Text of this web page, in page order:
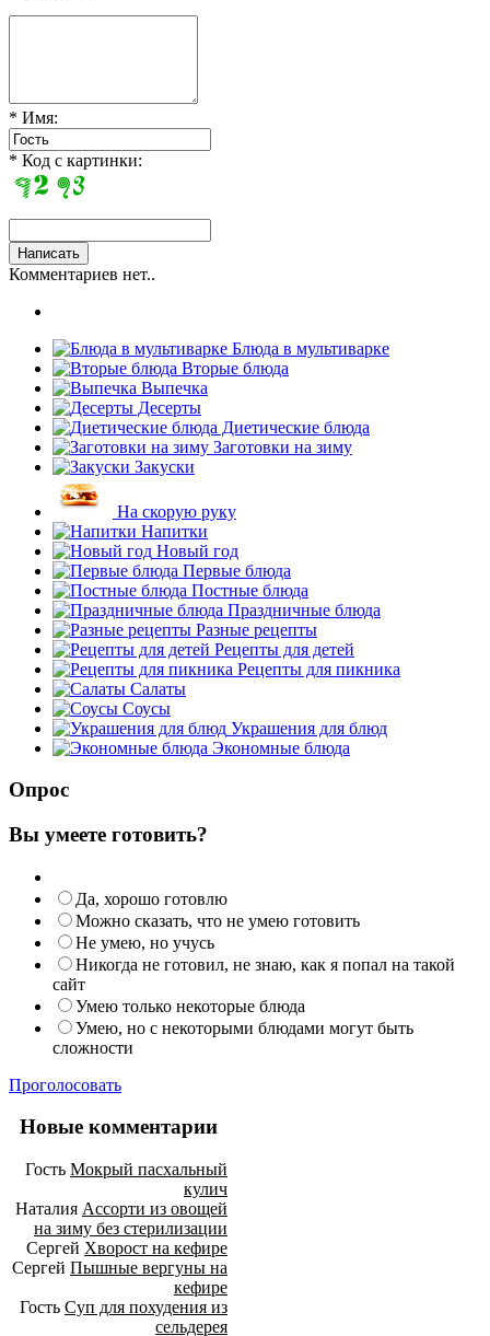
* Имя:
* Код с картинки:
Комментариев нет..
Блюда в мультиварке
Вторые блюда
Выпечка
Десерты
Диетические блюда
Заготовки на зиму
Закуски
На скорую руку
Напитки
Новый год
Первые блюда
Постные блюда
Праздничные блюда
Разные рецепты
Рецепты для детей
Рецепты для пикника
Салаты
Соусы
Украшения для блюд
Экономные блюда
Опрос
Вы умеете готовить?
Да, хорошо готовлю
Можно сказать, что не умею готовить
Не умею, но учусь
Никогда не готовил, не знаю, как я попал на такой
сайт
Умею только некоторые блюда
Умею, но с некоторыми блюдами могут быть
сложности
Проголосовать
Новые комментарии
Гость Мокрый пасхальный
кулич
Наталия Ассорти из овощей
на зиму без стерилизации
Сергей Хворост на кефире
Сергей Пышные вергуны на
кефире
Гость Суп для похудения из
сельдерея